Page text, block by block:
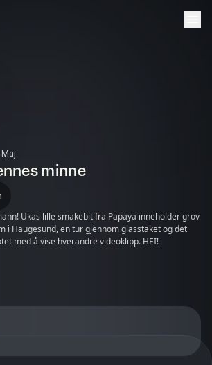
minne
Ukas lille smakebit fra Papaya inneholder grov
i Haugesund, en tur gjennom glasstaket og det
med å vise hverandre videoklipp. HEI!